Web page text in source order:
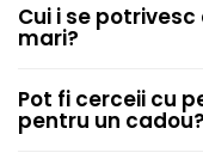
Cui i se
mari?
Pot fi cerceii cu
pentru un cadou?